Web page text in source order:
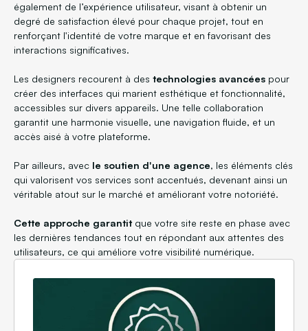
également de l’expérience utilisateur, visant à obtenir un
degré de satisfaction élevé pour chaque projet, tout en
renforçant l'identité de votre marque et en favorisant des
interactions significatives.
Les designers recourent à des technologies avancées pour
créer des interfaces qui marient esthétique et fonctionnalité,
accessibles sur divers appareils. Une telle collaboration
garantit une harmonie visuelle, une navigation fluide, et un
accès aisé à votre plateforme.
Par ailleurs, avec le soutien d'une agence, les éléments clés
qui valorisent vos services sont accentués, devenant ainsi un
véritable atout sur le marché et améliorant votre notoriété.
Cette approche garantitque votre site reste en phase avec
les dernières tendances tout en répondant aux attentes des
utilisateurs, ce qui améliore votre visibilité numérique.